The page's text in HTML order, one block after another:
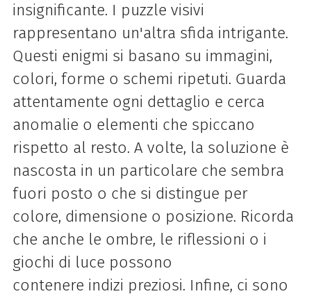
insignificante. I puzzle visivi
rappresentano un'altra sfida intrigante.
Questi enigmi si basano su immagini,
colori, forme o schemi ripetuti. Guarda
attentamente ogni dettaglio e cerca
anomalie o elementi che spiccano
rispetto al resto. A volte, la soluzione è
nascosta in un particolare che sembra
fuori posto o che si distingue per
colore, dimensione o posizione. Ricorda
che anche le ombre, le riflessioni o i
giochi di luce possono
contenere indizi preziosi. Infine, ci sono